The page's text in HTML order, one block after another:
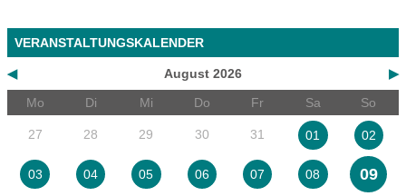
VERANSTALTUNGSKALENDER
◀ ▶
August 2026
Mo
Di Mi Do Fr Sa So
27 28 29 30 31 01 02
03 04 05 06 07 08 09